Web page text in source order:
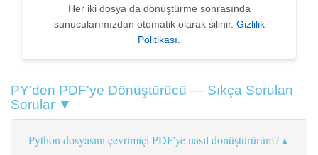
Her iki dosya da dönüştürme sonrasında
sunucularımızdan otomatik olarak silinir. Gizlilik
Politikası
PY'den PDF'ye Dönüştürücü — Sıkça Sorulan
Sorular ▼
Python dosyasını çevrimiçi PDF'ye nasıl dönüştürürüm?